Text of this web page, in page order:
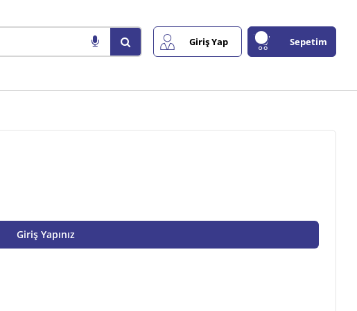
Giriş Yap Sepetim
Giriş Yapınız